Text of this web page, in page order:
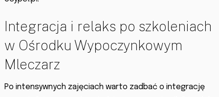
Integracja i relaks po szkoleniach
w Ośrodku Wypoczynkowym
Mleczarz
Po intensywnych zajęciach warto zadbać o integrację